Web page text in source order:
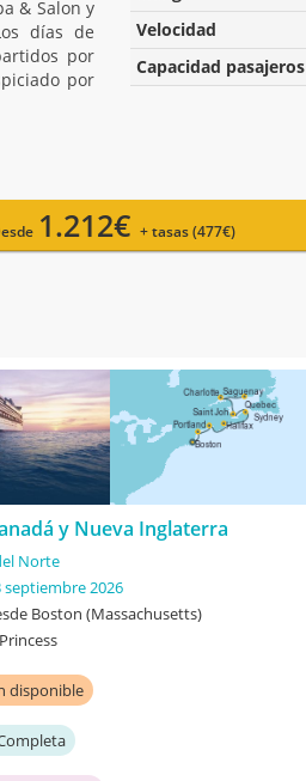
& Salon y
días de
por
por
Velocidad
Capacidad pasajeros
1.212€ + tasas (477€)
y Nueva Inglaterra
Norte
septiembre 2026
Boston (Massachusetts)
disponible